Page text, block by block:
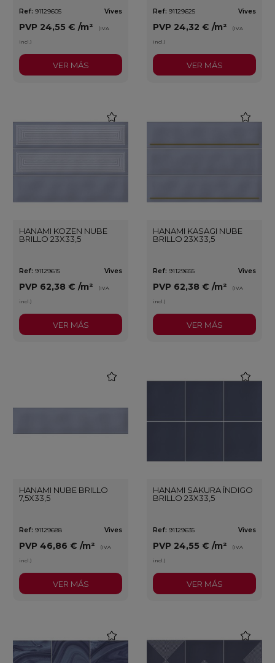
Ref: 91129605 Vives
PVP 24,55 € /m² (IVA
incl.)
VER MÁS
Ref: 91129625 Vives
PVP 24,32 € /m² (IVA
incl.)
VER MÁS
HANAMI KOZEN NUBE
BRILLO 23X33,5
Ref: 91129615 Vives
PVP 62,38 € /m² (IVA
incl.)
VER MÁS
HANAMI KASAGI NUBE
BRILLO 23X33,5
Ref: 91129655 Vives
PVP 62,38 € /m² (IVA
incl.)
VER MÁS
HANAMI NUBE BRILLO
7,5X33,5
Ref: 91129688 Vives
PVP 46,86 € /m² (IVA
incl.)
VER MÁS
HANAMI SAKURA ÍNDIGO
BRILLO 23X33,5
Ref: 91129635 Vives
PVP 24,55 € /m² (IVA
incl.)
VER MÁS